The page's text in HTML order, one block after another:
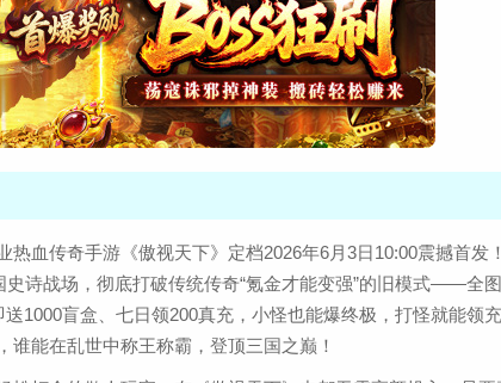
热血传奇手游《傲视天下》定档2026年6月3日10:00震撼首发
史诗战场，彻底打破传统传奇“氪金才能变强”的旧模式——全
1000盲盒、七日领200真充，小怪也能爆终极，打怪就能领
能在乱世中称王称霸，登顶三国之巅！